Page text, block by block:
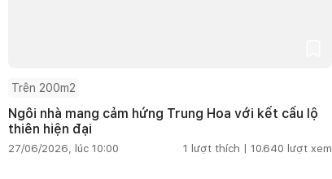
Trên 200m2
Ngôi nhà mang cảm hứng Trung Hoa với kết cấu lộ
thiên hiện đại
27/06/2026, lúc 10:00 1 lượt thích | 10.640 lượt xem